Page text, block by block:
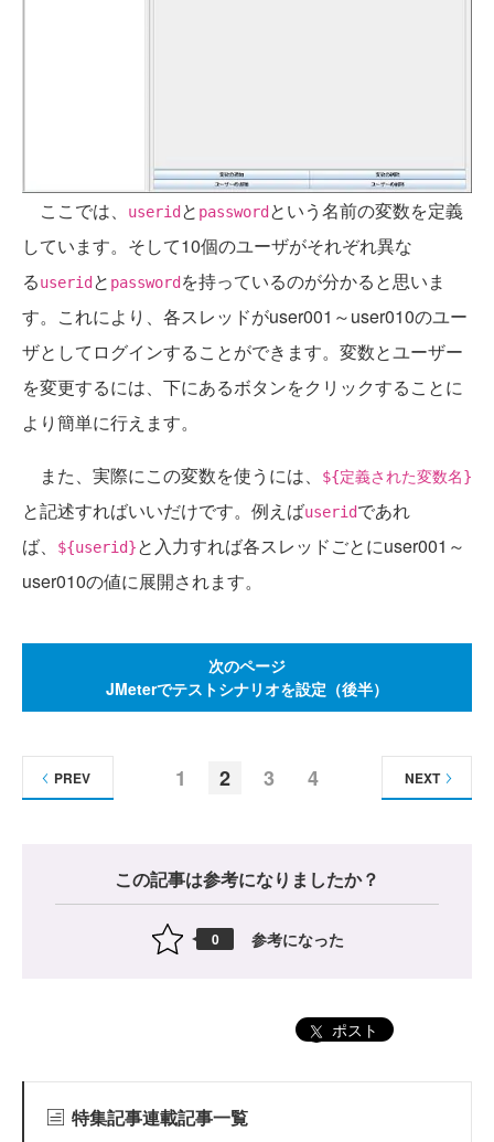
ここでは、 userid と password という名前の変数を定義
しています。そして10個のユーザがそれぞれ異な
るuserid と password を持っているのが分かると思いま
す。これにより、各スレッドがuser001～user010のユー
ザとしてログインすることができます。変数とユーザー
を変更するには、下にあるボタンをクリックすることに
より簡単に行えます。
また、実際にこの変数を使うには、 ${定義された変数名}
と記述すればいいだけです。例えばuseridであれ
ば、
${userid}と入力すれば各スレッドごとにuser001～
user010の値に展開されます。
次のページ
JMeterでテストシナリオを設定（後半）
1 2 3 4
PREV NEXT
この記事は参考になりましたか？
0 参考になった
ポスト
特集記事連載記事一覧